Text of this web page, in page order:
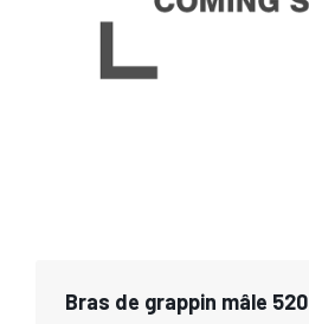
Bras de grappin mâle 520